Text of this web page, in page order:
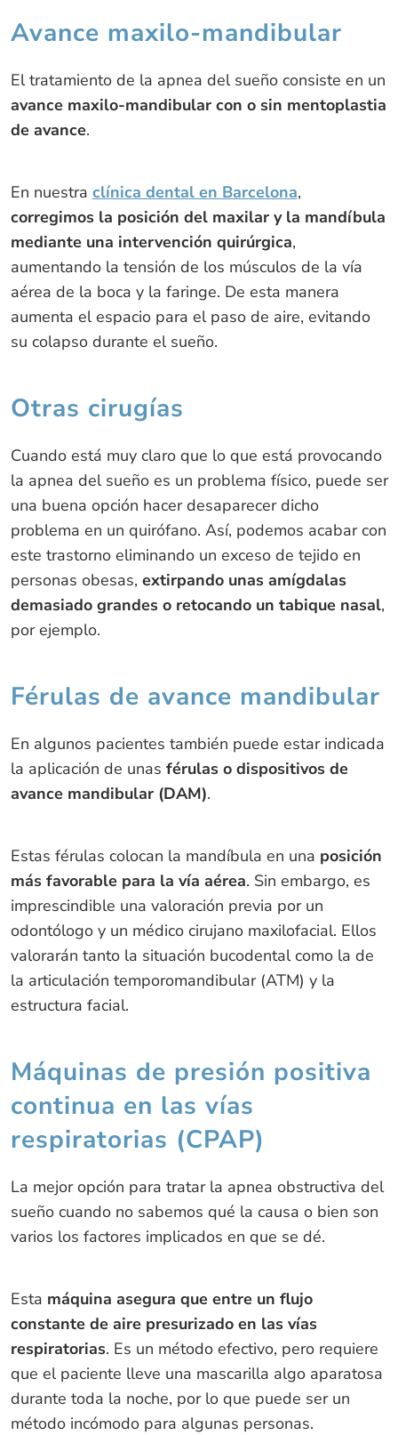
Avance maxilo-mandibular
El tratamiento de la apnea del sueño consiste en un
avance maxilo-mandibular con o sin mentoplastia
de avance.
En nuestra clínica dental en Barcelona,
corregimos la posición del maxilar y la mandíbula
mediante una intervención quirúrgica,
aumentando la tensión de los músculos de la vía
aérea de la boca y la faringe. De esta manera
aumenta el espacio para el paso de aire, evitando
su colapso durante el sueño.
Otras cirugías
Cuando está muy claro que lo que está provocando
la apnea del sueño es un problema físico, puede ser
una buena opción hacer desaparecer dicho
problema en un quirófano. Así, podemos acabar con
este trastorno eliminando un exceso de tejido en
personas obesas, extirpando unas amígdalas
demasiado grandes o retocando un tabique nasal,
por ejemplo.
Férulas de avance mandibular
En algunos pacientes también puede estar indicada
la aplicación de unas férulas o dispositivos de
avance mandibular (DAM).
Estas férulas colocan la mandíbula en una posición
más favorable para la vía aérea. Sin embargo, es
imprescindible una valoración previa por un
odontólogo y un médico cirujano maxilofacial. Ellos
valorarán tanto la situación bucodental como la de
la articulación temporomandibular (ATM) y la
estructura facial.
Máquinas de presión positiva
continua en las vías
respiratorias (CPAP)
La mejor opción para tratar la apnea obstructiva del
sueño cuando no sabemos qué la causa o bien son
varios los factores implicados en que se dé.
Esta máquina asegura que entre un flujo
constante de aire presurizado en las vías
respiratorias. Es un método efectivo, pero requiere
que el paciente lleve una mascarilla algo aparatosa
durante toda la noche, por lo que puede ser un
método incómodo para algunas personas.